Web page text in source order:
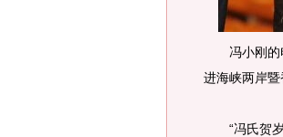
冯小刚的电
进海峡两岸暨
“冯氏贺岁